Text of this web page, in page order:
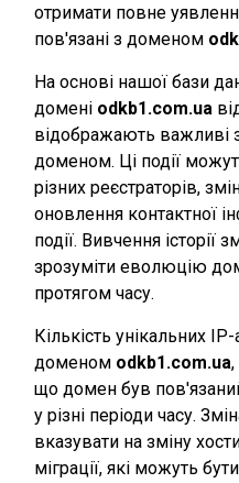
отримати повне
пов'язані з доменом
На основі нашої бази
домені odkb1.com.ua
відображають важливі
доменом. Ці події
різних реєстраторів,
оновлення контактної
події. Вивчення історії
зрозуміти еволюцію
протягом часу.
Кількість унікальних
доменом odkb1.com.ua
що домен був
у різні періоди часу.
вказувати на зміну
міграції, які можуть